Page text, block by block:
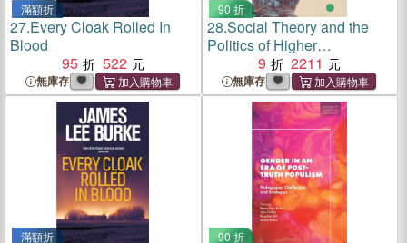
滿額折
27.Every Cloak Rolled In
Blood
95
522
無庫存
90 折
28.Social Theory and the
Politics of Higher
Education：Critical
Perspectives on Institutional
Research
9 2211
無庫存
滿額折 90 折